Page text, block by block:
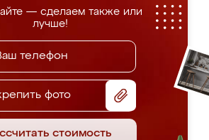
— сделаем также или
лучше!
фото
стоимость